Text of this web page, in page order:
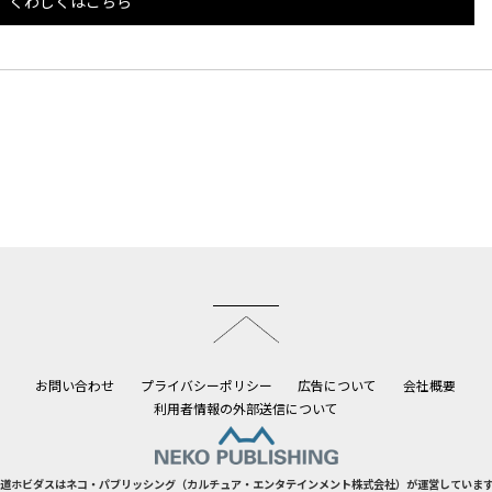
お問い合わせ プライバシーポリシー 広告について
会社概要
利用者情報の外部送信について
ホビダスはネコ・パブリッシング（カルチュア・エンタテインメント株式会社）が運営していま